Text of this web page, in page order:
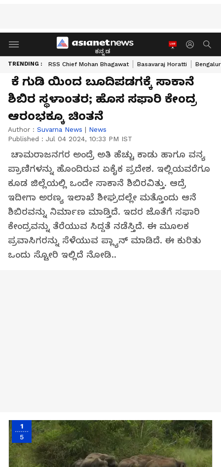
ಕನ್ನಡ
TRENDING : RSS Chief Mohan Bhagawat Basavaraj Horatti
ಕೆ ಗುಡಿ ಯಿಂದ ಬೂದಿಪಡಗಕ್ಕೆ ಸಾಕಾನೆ
ಶಿಬಿರ ಸ್ಥಳಾಂತರ; ಹೊಸ ಸಫಾರಿ ಕೇಂದ್ರ
ಆರಂಭಕ್ಕೂ ಚಿಂತನೆ
Author : Suvarna News | News
Published : Jul 04 2024, 10:33 PM IST
ಚಾಮರಾಜನಗರ ಅಂದ್ರೆ ಅತಿ ಹೆಚ್ಚು ಕಾಡು ಹಾಗೂ ವನ್ಯ
ಪ್ರಾಣಿಗಳನ್ನು ಹೊಂದಿರುವ ಏಕೈಕ ಪ್ರದೇಶ. ಇಲ್ಲಿಯವರೆಗೂ
ಕೂಡ ಜಿಲ್ಲೆಯಲ್ಲಿ ಒಂದೇ ಸಾಕಾನೆ ಶಿಬಿರವಿತ್ತು. ಆದ್ರೆ
ಇದೀಗಾ ಅರಣ್ಯ ಇಲಾಖೆ ಶೀಘ್ರದಲ್ಲೇ ಮತ್ತೊಂದು ಆನೆ
ಶಿಬಿರವನ್ನು ನಿರ್ಮಾಣ ಮಾಡ್ತಿದೆ. ಇದರ ಜೊತೆಗೆ ಸಫಾರಿ
ಕೇಂದ್ರವನ್ನು ತೆರೆಯುವ ಸಿದ್ದತೆ ನಡೆಸ್ತಿದೆ. ಈ ಮೂಲಕ
ಪ್ರವಾಸಿಗರನ್ನು ಸೆಳೆಯುವ ಪ್ಲ್ಯಾನ್ ಮಾಡಿದೆ. ಈ ಕುರಿತು
ಒಂದು ಸ್ಟೋರಿ ಇಲ್ಲಿದೆ ನೋಡಿ..
1
5